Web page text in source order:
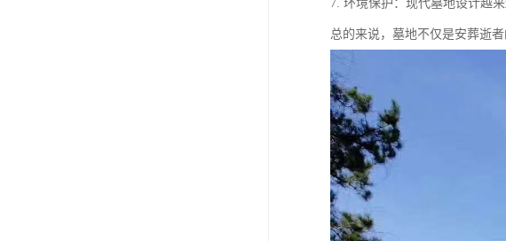
7. 环境保护：现代墓地设计越
总的来说，墓地不仅是安葬逝